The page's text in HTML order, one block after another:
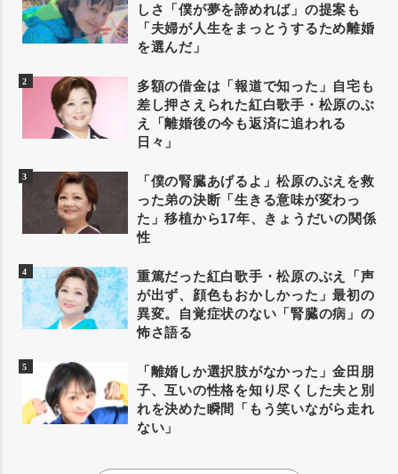
しさ「僕が夢を諦めれば」の提案も
「夫婦が人生をまっとうするため離婚
を選んだ」
多額の借金は「報道で知った」自宅も
差し押さえられた紅白歌手・松原のぶ
え「離婚後の今も返済に追われる
日々」
「僕の腎臓あげるよ」松原のぶえを救
った弟の決断「生きる意味が変わっ
た」移植から17年、きょうだいの関係
性
重篤だった紅白歌手・松原のぶえ「声
が出ず、顔色もおかしかった」最初の
異変。自覚症状のない「腎臓の病」の
怖さ語る
「離婚しか選択肢がなかった」金田朋
子、互いの性格を知り尽くした夫と別
れを決めた瞬間「もう笑いながら走れ
ない」